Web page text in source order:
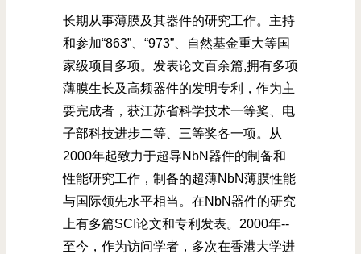
长期从事薄膜及其器件的研究工作。主持
和参加“863”、“973”、自然基金重大等国
家级项目多项。发表论文百余篇,拥有多项
薄膜生长及高频器件的发明专利，作为主
要完成者，获江苏省科学技术一等奖、电
子部科技进步二等、三等奖各一项。从
2000年起致力于超导NbN器件的制备和
性能研究工作，制备的超薄NbN薄膜性能
与国际领先水平相当。在NbN器件的研究
上有多篇SCI论文和专利发表。2000年--
至今，作为访问学者，多次在香港大学进